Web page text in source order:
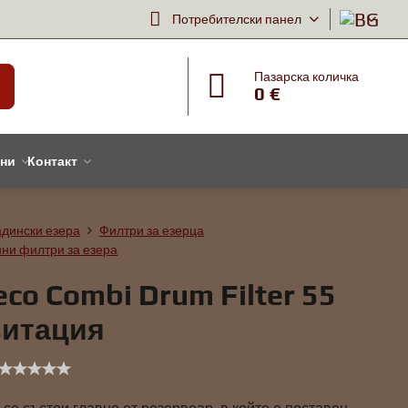
Потребителски панел
Пазарска количка
0 €
Контакт
езера
Филтри за езерца
филтри за езера
Combi Drum Filter 55